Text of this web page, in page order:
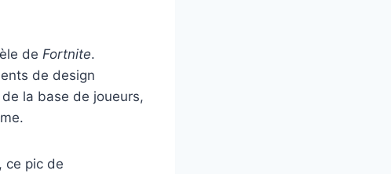
de Fortnite.
de design
la base de joueurs,
ce pic de